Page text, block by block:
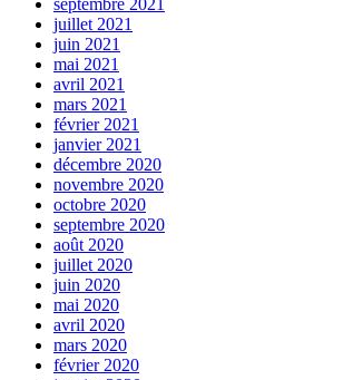
septembre 2021
juillet 2021
juin 2021
mai 2021
avril 2021
mars 2021
février 2021
janvier 2021
décembre 2020
novembre 2020
octobre 2020
septembre 2020
août 2020
juillet 2020
juin 2020
mai 2020
avril 2020
mars 2020
février 2020